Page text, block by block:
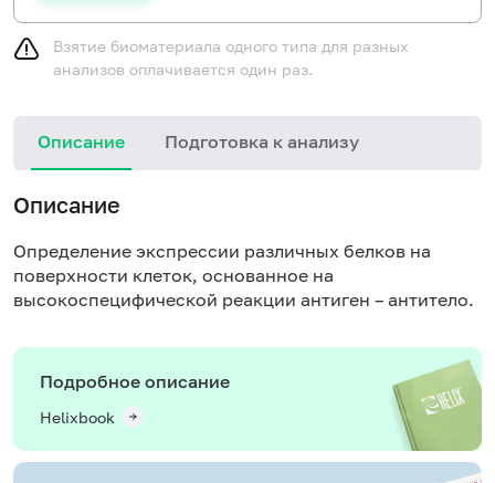
Взятие биоматериала одного типа для разных
анализов оплачивается один раз.
Описание Подготовка к анализу
Описание
Определение экспрессии различных белков на
поверхности клеток, основанное на
высокоспецифической реакции антиген – антитело.
Подробное описание
Helixbook